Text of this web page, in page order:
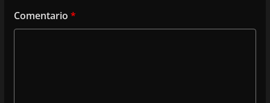
Comentario *